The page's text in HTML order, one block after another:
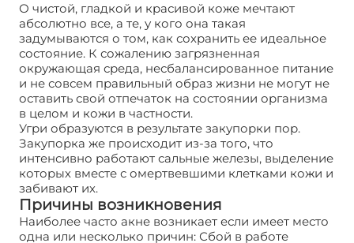
О чистой, гладкой и красивой коже мечтают
абсолютно все, а те, у кого она такая
задумываются о том, как сохранить ее идеальное
состояние. К сожалению загрязненная
окружающая среда, несбалансированное питание
и не совсем правильный образ жизни не могут не
оставить свой отпечаток на состоянии организма
в целом и кожи в частности.
Угри образуются в результате закупорки пор.
Закупорка же происходит из-за того, что
интенсивно работают сальные железы, выделение
которых вместе с омертвевшими клетками кожи и
забивают их.
Причины возникновения
Наиболее часто акне возникает если имеет место
одна или несколько причин: Сбой в работе